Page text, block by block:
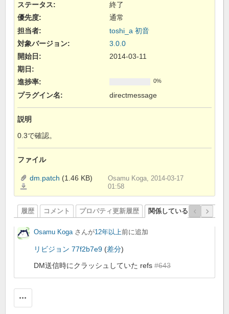
ステータス:
終了
優先度:
通常
担当者:
toshi_a 初音
対象バージョン:
3.0.0
開始日:
2014-03-11
期日:
進捗率:
0%
プラグイン名: directmessage
説明
0.3で確認。
ファイル
dm.patch (1.46 KB)
Osamu Koga, 2014-03-17
01:58
履歴 コメント プロパティ更新履歴 関係しているリビジョン
Osamu Koga さんが12年以上前に追加
リビジョン 77f2b7e9 (差分)
DM送信時にクラッシュしていた refs #643